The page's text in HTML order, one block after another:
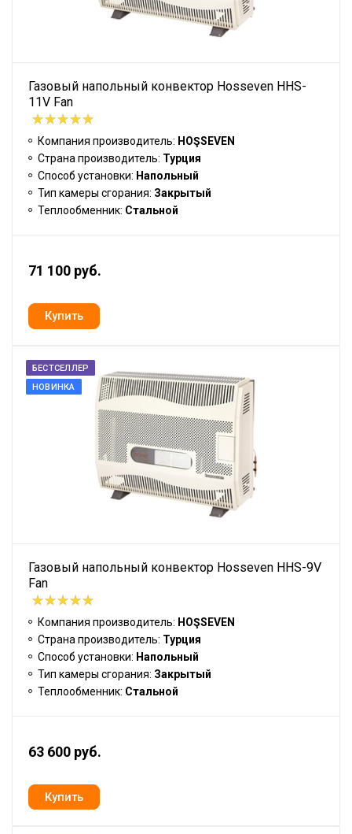
Газовый напольный конвектор Hosseven HHS-
11V Fan
Компания производитель: HOŞSEVEN
Страна производитель: Турция
Способ установки: Напольный
Тип камеры сгорания: Закрытый
Теплообменник: Стальной
71 100 руб.
БЕСТСЕЛЛЕР
НОВИНКА
Газовый напольный конвектор Hosseven HHS-9V
Fan
Компания производитель: HOŞSEVEN
Страна производитель: Турция
Способ установки: Напольный
Тип камеры сгорания: Закрытый
Теплообменник: Стальной
63 600 руб.